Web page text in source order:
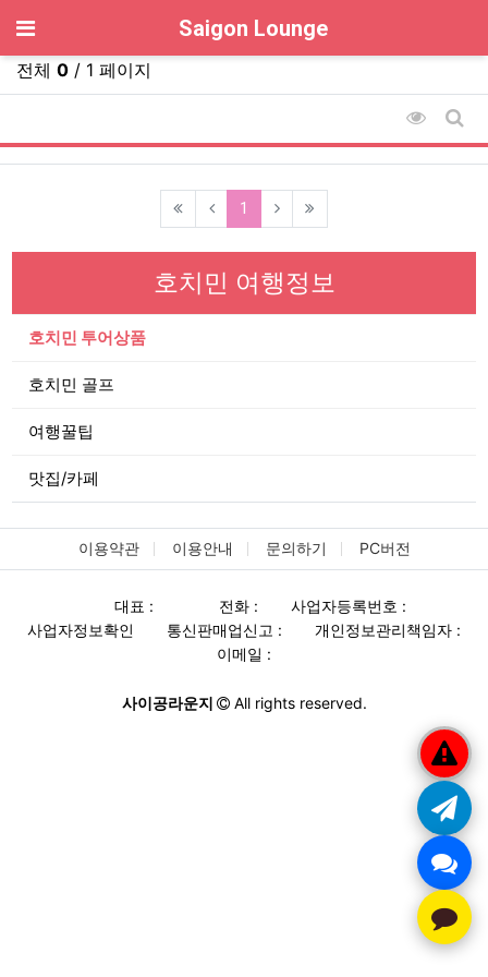
Saigon Lounge
전체 0 / 1 페이지
조회순
게
1 (current)
호치민 여행정보
호치민 투어상품
호치민 골프
여행꿀팁
맛집/카페
이용약관 이용안내 문의하기 PC버전
대표 : 전화 :
사업자등록번호 :
사업자정보확인
통신판매업신고 :
개인정보관리책임자 :
이메일 :
사이공라운지 All rights reserved.